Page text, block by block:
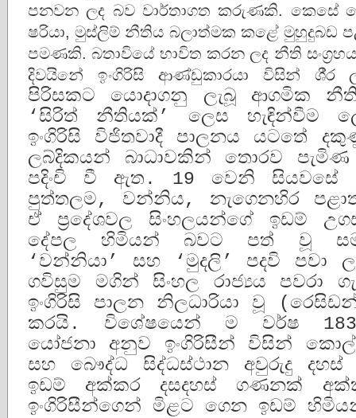
පනවන ලද බව වාර්තාගත කරුණකි. කෙසේ
ෂරියා, මුස්ලිම් නීතිය බලාත්මක කළේ මුහුදුබඩ
පමණකි. බතාවියේ භාවිත කරන ලද නීති
දිවයිනේ ඉංගිරිසි ආණ්ඩුකාරයා විසින් ශී‍්‍ර
පිරිසකට යොදාගනු ලැබූ ආගමික
‘සිරිත් නීතියක්’ ලෙස හැඳින්වීම
ඉංගිරිසි විජිතවාදී පාලනය යටතේ
ලබ්දිකයන් බාධාවකින් තොරව
පදිංචි වී ඇත. 19 වෙනි සියවසේ
පුත්තලම, වන්නිය, නැගෙනහිර පළාත
ඒ ප‍්‍රදේශවල සිංහලයන්ගේ ඉඩම්
දේපල හිමියන් බවට පත් වූ
‘වන්නියා’ සහ ‘මුදලි’ පදවි පවා
ගවිසුම මගින් සිංහල රාජ්‍යය පවරා
ඉංගිරිසි පාලන නිලධාරියා වූ
කරයි. විශේෂයෙන් ම වර්ෂ
යෝජනා අනුව ඉංගිරිසීන් විසින්
සහ බෞද්ධ සිද්ධස්ථාන අවුරුදු
ඉඩම් අක්කර දසදහස් ගණනක්
ඉංගිරිසීන්ගෙන් මිළට ගෙන ඉඩම්